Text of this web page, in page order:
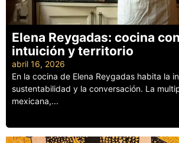
Elena Reygadas: cocina
intuición y territorio
abril 16, 2026
En la cocina de Elena Reygadas habita la
sustentabilidad y la conversación. La
mexicana,...